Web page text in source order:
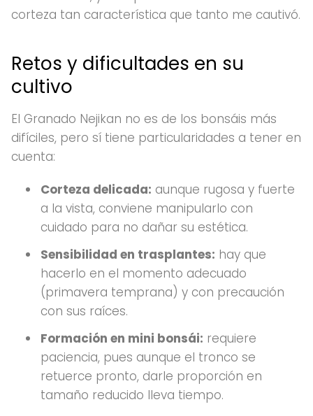
corteza tan característica que tanto me cautivó.
Retos y dificultades en su
cultivo
El Granado Nejikan no es de los bonsáis más
difíciles, pero sí tiene particularidades a tener en
cuenta:
Corteza delicada: aunque rugosa y fuerte
a la vista, conviene manipularlo con
cuidado para no dañar su estética.
Sensibilidad en trasplantes: hay que
hacerlo en el momento adecuado
(primavera temprana) y con precaución
con sus raíces.
Formación en mini bonsái: requiere
paciencia, pues aunque el tronco se
retuerce pronto, darle proporción en
tamaño reducido lleva tiempo.